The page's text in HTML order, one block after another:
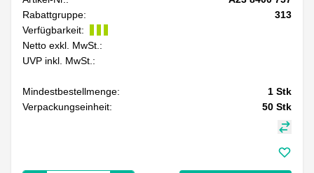
Rabattgruppe:
313
Verfügbarkeit:
Netto exkl. MwSt.:
UVP inkl. MwSt.:
Mindestbestellmenge: 1 Stk
Verpackungseinheit:
50 Stk